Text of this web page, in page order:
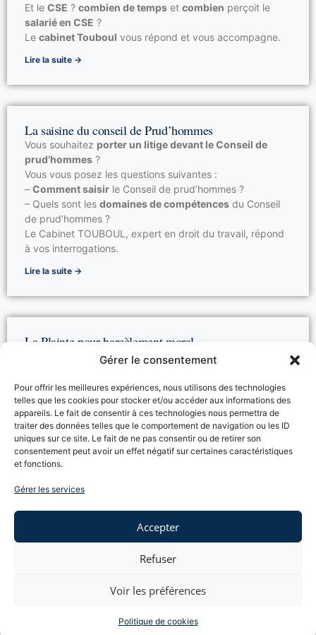
Gérer le consentement
Pour offrir les meilleures expériences, nous utilisons des technologies
telles que les cookies pour stocker et/ou accéder aux informations des
appareils. Le fait de consentir à ces technologies nous permettra de
traiter des données telles que le comportement de navigation ou les ID
uniques sur ce site. Le fait de ne pas consentir ou de retirer son
consentement peut avoir un effet négatif sur certaines caractéristiques
et fonctions.
Gérer les services
Accepter
Refuser
Voir les préférences
Politique de cookies
Et le CSE ? combien de temps et combien perçoit le
salarié en CSE ?
Le cabinet Touboul vous répond et vous accompagne.
Lire la suite →
La saisine du conseil de Prud’hommes
Vous souhaitez porter un litige devant le Conseil de
prud’hommes ?
Vous vous posez les questions suivantes :
– Comment saisir le Conseil de prud’hommes ?
– Quels sont les domaines de compétences du Conseil
de prud’hommes ?
Le Cabinet TOUBOUL, expert en droit du travail, répond
à vos interrogations.
Lire la suite →
La Plainte pour harcèlement moral
victime de harcèlement moral au travail
Vous souhaitez avoir des réponses à plusieurs de vos
interrogations :
– Devantquelles juridictionsle salarié peut-il adresser
sa plainte pour harcèlement moral ?
– Peut-on êtrelicencié pour dénonciation de fait
harcèlement moral ?
à vos interrogations.
Lire la suite →
Rupture conventionnelle d’un contrat de travail à durée
En droit du travail, la rupture conventionnelle suppose